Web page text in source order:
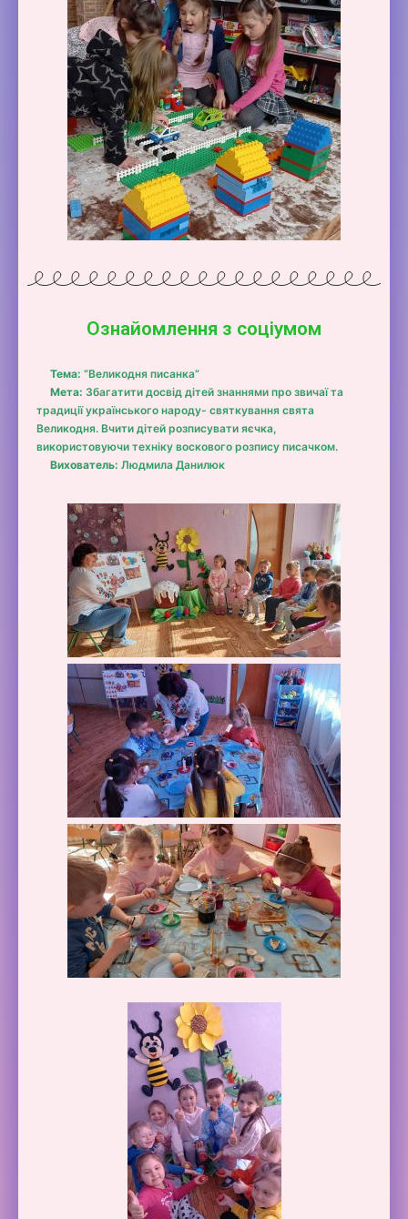
Ознайомлення з соціумом
Тема: “Великодня писанка”
Мета: Збагатити досвід дітей знаннями про звичаї та
традиції українського народу- святкування свята
Великодня. Вчити дітей розписувати яєчка,
використовуючи техніку воскового розпису писачком.
Вихователь: Людмила Данилюк